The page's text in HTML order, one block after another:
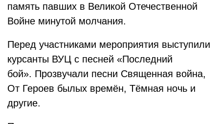
память павших в Великой Отечественной
Войне минутой молчания.
Перед участниками мероприятия выступили
курсанты ВУЦ с песней «Последний
бой». Прозвучали песни Священная война,
От Героев былых времён, Тёмная ночь и
другие.